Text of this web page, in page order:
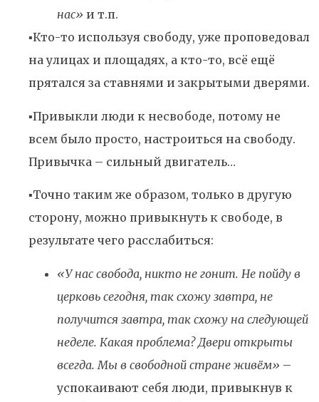
нас» и т.п.
▪️Кто-то используя свободу, уже проповедовал
на улицах и площадях, а кто-то, всё ещё
прятался за ставнями и закрытыми дверями.
▪️Привыкли люди к несвободе, потому не
всем было просто, настроиться на свободу.
Привычка – сильный двигатель…
▪️Точно таким же образом, только в другую
сторону, можно привыкнуть к свободе, в
результате чего расслабиться:
«У нас свобода, никто не гонит. Не пойду в
церковь сегодня, так схожу завтра, не
получится завтра, так схожу на следующей
неделе. Какая проблема? Двери открыты
всегда. Мы в свободной стране живём» –
успокаивают себя люди, привыкнув к